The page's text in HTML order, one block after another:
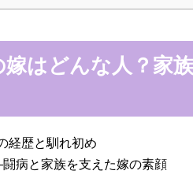
嫁はどんな人？家
経歴と馴れ初め
病と家族を支えた嫁の素顔